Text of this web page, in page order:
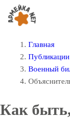
Главная
Публикации
Военный
Как